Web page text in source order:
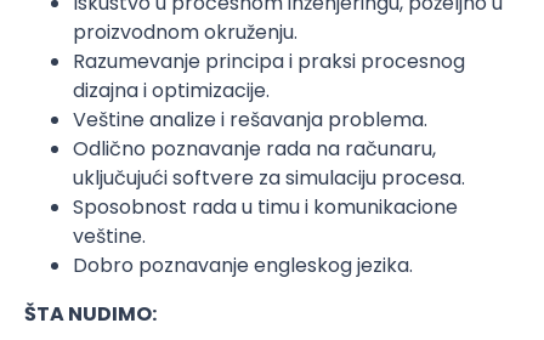
proizvodnom okruženju.
Razumevanje principa i praksi procesnog
dizajna i optimizacije.
Veštine analize i rešavanja problema.
Odlično poznavanje rada na računaru,
uključujući softvere za simulaciju procesa.
Sposobnost rada u timu i komunikacione
veštine.
Dobro poznavanje engleskog jezika.
ŠTA NUDIMO: